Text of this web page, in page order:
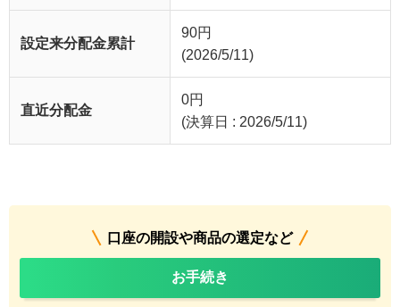
設定来分配金累計
90円
(2026/5/11)
直近分配金
0円
(決算日 : 2026/5/11)
口座の開設や商品の選定など
お手続き